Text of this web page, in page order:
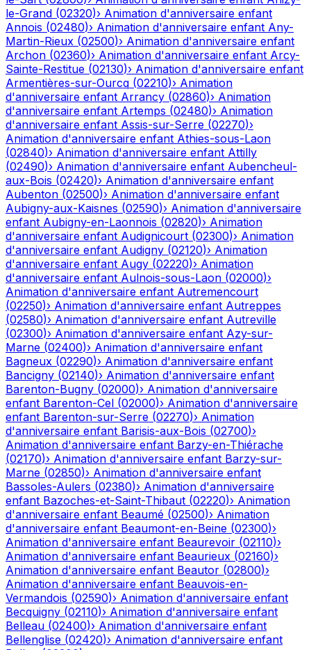
le-Grand (02320)› Animation d'anniversaire enfant
Annois (02480)› Animation d'anniversaire enfant Any-
Martin-Rieux (02500)› Animation d'anniversaire enfant
Archon (02360)› Animation d'anniversaire enfant Arcy-
Sainte-Restitue (02130)› Animation d'anniversaire enfant
Armentières-sur-Ourcq (02210)› Animation
d'anniversaire enfant Arrancy (02860)› Animation
d'anniversaire enfant Artemps (02480)› Animation
d'anniversaire enfant Assis-sur-Serre (02270)›
Animation d'anniversaire enfant Athies-sous-Laon
(02840)› Animation d'anniversaire enfant Attilly
(02490)› Animation d'anniversaire enfant Aubencheul-
aux-Bois (02420)› Animation d'anniversaire enfant
Aubenton (02500)› Animation d'anniversaire enfant
Aubigny-aux-Kaisnes (02590)› Animation d'anniversaire
enfant Aubigny-en-Laonnois (02820)› Animation
d'anniversaire enfant Audignicourt (02300)› Animation
d'anniversaire enfant Audigny (02120)› Animation
d'anniversaire enfant Augy (02220)› Animation
d'anniversaire enfant Aulnois-sous-Laon (02000)›
Animation d'anniversaire enfant Autremencourt
(02250)› Animation d'anniversaire enfant Autreppes
(02580)› Animation d'anniversaire enfant Autreville
(02300)› Animation d'anniversaire enfant Azy-sur-
Marne (02400)› Animation d'anniversaire enfant
Bagneux (02290)› Animation d'anniversaire enfant
Bancigny (02140)› Animation d'anniversaire enfant
Barenton-Bugny (02000)› Animation d'anniversaire
enfant Barenton-Cel (02000)› Animation d'anniversaire
enfant Barenton-sur-Serre (02270)› Animation
d'anniversaire enfant Barisis-aux-Bois (02700)›
Animation d'anniversaire enfant Barzy-en-Thiérache
(02170)› Animation d'anniversaire enfant Barzy-sur-
Marne (02850)› Animation d'anniversaire enfant
Bassoles-Aulers (02380)› Animation d'anniversaire
enfant Bazoches-et-Saint-Thibaut (02220)› Animation
d'anniversaire enfant Beaumé (02500)› Animation
d'anniversaire enfant Beaumont-en-Beine (02300)›
Animation d'anniversaire enfant Beaurevoir (02110)›
Animation d'anniversaire enfant Beaurieux (02160)›
Animation d'anniversaire enfant Beautor (02800)›
Animation d'anniversaire enfant Beauvois-en-
Vermandois (02590)› Animation d'anniversaire enfant
Becquigny (02110)› Animation d'anniversaire enfant
Belleau (02400)› Animation d'anniversaire enfant
Bellenglise (02420)› Animation d'anniversaire enfant